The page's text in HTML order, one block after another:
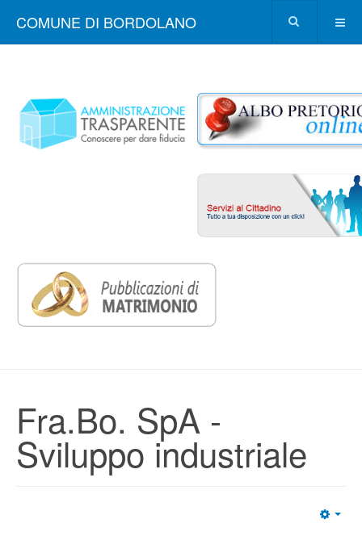
COMUNE DI BORDOLANO
Fra.Bo. SpA -
Sviluppo industriale